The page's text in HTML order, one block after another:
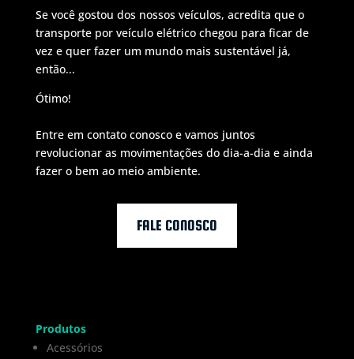
Se você gostou dos nossos veículos, acredita que o
transporte por veículo elétrico chegou para ficar de
vez e quer fazer um mundo mais sustentável já,
então...
Ótimo!
Entre em contato conosco e vamos juntos
revolucionar as movimentações do dia-a-dia e ainda
fazer o bem ao meio ambiente.
FALE CONOSCO
Produtos
Acessórios